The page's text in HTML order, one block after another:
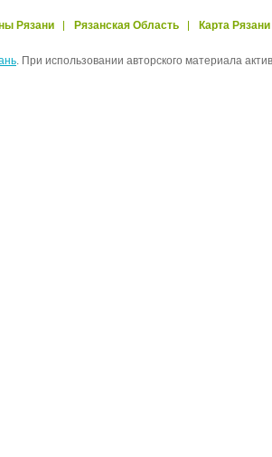
Рязани Рязанская Область Карта Рязани
. При использовании авторского материала